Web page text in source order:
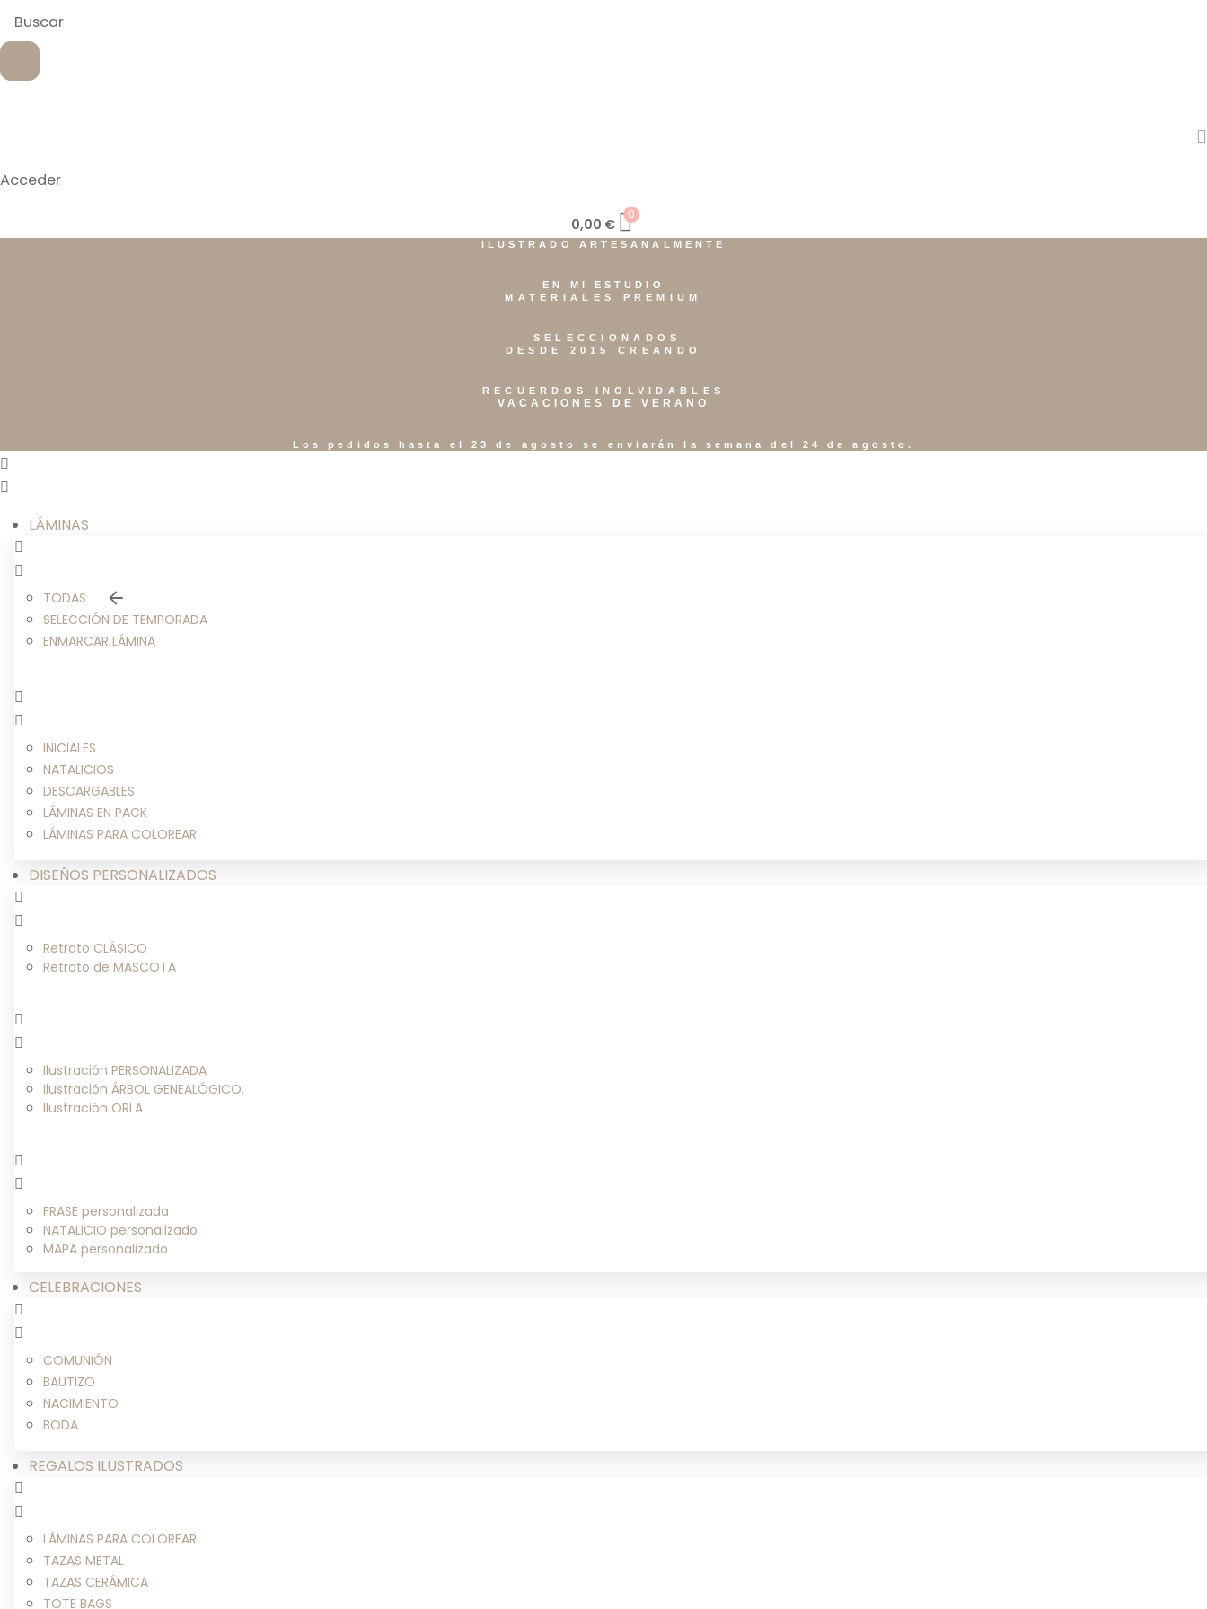
Acceder
0,00 €
0
ILUSTRADO ARTESANALMENTE
EN MI ESTUDIO
MATERIALES PREMIUM
SELECCIONADOS
DESDE 2015 CREANDO
RECUERDOS INOLVIDABLES
VACACIONES DE VERANO
Los pedidos hasta el 23 de agosto se enviarán la semana del 24 de agosto.
LÁMINAS
TODAS
SELECCIÓN DE TEMPORADA
ENMARCAR LÁMINA
INICIALES
NATALICIOS
DESCARGABLES
LÁMINAS EN PACK
LÁMINAS PARA COLOREAR
DISEÑOS PERSONALIZADOS
Retrato CLÁSICO
Retrato de MASCOTA
Ilustración PERSONALIZADA
Ilustración ÁRBOL GENEALÓGICO.
Ilustración ORLA
FRASE personalizada
NATALICIO personalizado
MAPA personalizado
CELEBRACIONES
COMUNIÓN
BAUTIZO
NACIMIENTO
BODA
REGALOS ILUSTRADOS
LÁMINAS PARA COLOREAR
TAZAS METAL
TAZAS CERÁMICA
TOTE BAGS